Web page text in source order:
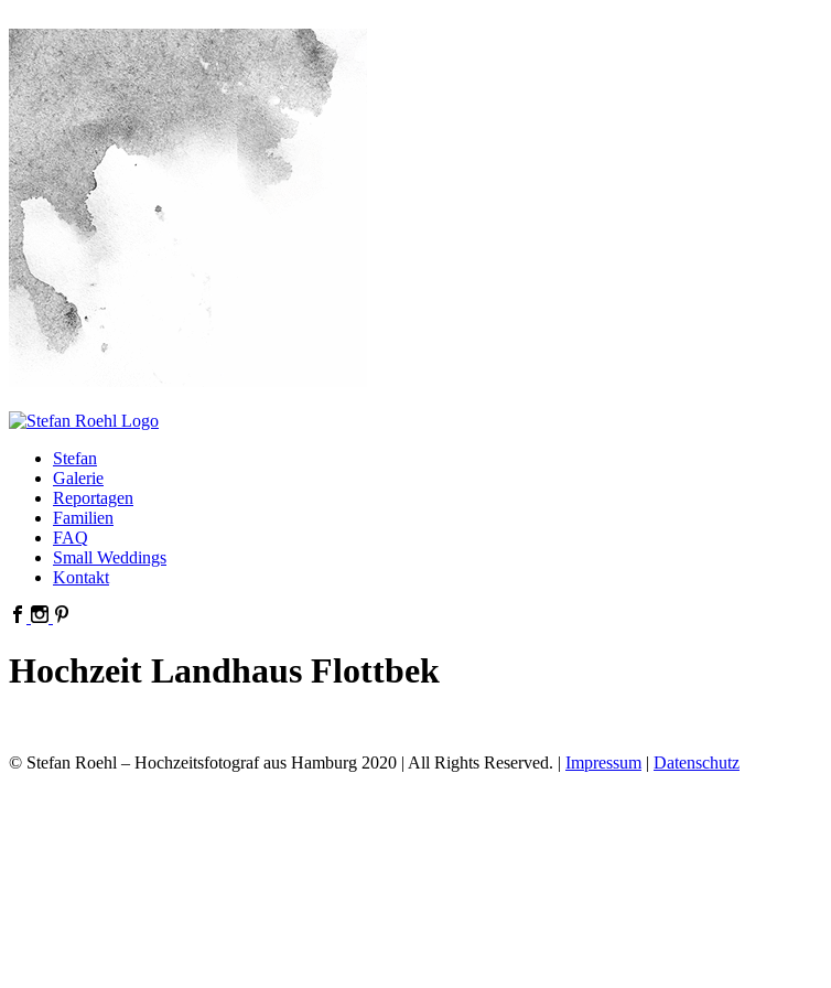
Stefan
Galerie
Reportagen
Familien
FAQ
Small Weddings
Kontakt
Hochzeit Landhaus Flottbek
© Stefan Roehl – Hochzeitsfotograf aus Hamburg 2020 | All Rights Reserved. | Impressum | Datenschutz